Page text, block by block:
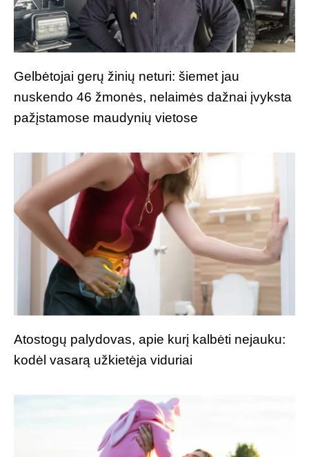
Gelbėtojai gerų žinių neturi: šiemet jau
nuskendo 46 žmonės, nelaimės dažnai įvyksta
pažįstamose maudynių vietose
Atostogų palydovas, apie kurį kalbėti nejauku:
kodėl vasarą užkietėja viduriai